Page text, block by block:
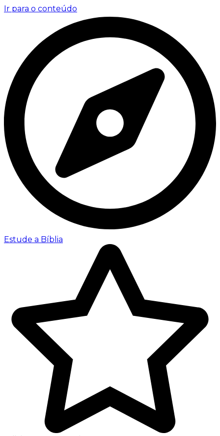
Ir para o conteúdo
Estude a Bíblia